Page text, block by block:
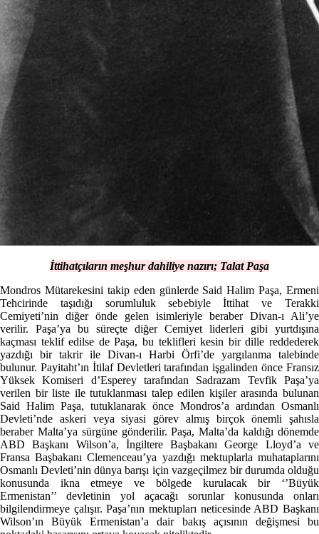
İttihatçıların meşhur dahiliye nazırı; Talat Paşa
Mondros Mütarekesini takip eden günlerde Said Halim Paşa, Ermeni
Tehcirinde taşıdığı sorumluluk sebebiyle İttihat ve Terakki
Cemiyeti’nin diğer önde gelen isimleriyle beraber Divan-ı Ali’ye
verilir. Paşa’ya bu süreçte diğer Cemiyet liderleri gibi yurtdışına
kaçması teklif edilse de Paşa, bu teklifleri kesin bir dille reddederek
yazdığı bir takrir ile Divan-ı Harbi Örfi’de yargılanma talebinde
bulunur. Payitaht’ın İtilaf Devletleri tarafından işgalinden önce Fransız
Yüksek Komiseri d’Esperey tarafından Sadrazam Tevfik Paşa’ya
verilen bir liste ile tutuklanması talep edilen kişiler arasında bulunan
Said Halim Paşa, tutuklanarak önce Mondros’a ardından Osmanlı
Devleti’nde askeri veya siyasi görev almış birçok önemli şahısla
beraber Malta’ya sürgüne gönderilir. Paşa, Malta’da kaldığı dönemde
ABD Başkanı Wilson’a, İngiltere Başbakanı George Lloyd’a ve
Fransa Başbakanı Clemenceau’ya yazdığı mektuplarla muhataplarını
Osmanlı Devleti’nin dünya barışı için vazgeçilmez bir durumda olduğu
konusunda ikna etmeye ve bölgede kurulacak bir ‘’Büyük
Ermenistan’’ devletinin yol açacağı sorunlar konusunda onları
bilgilendirmeye çalışır. Paşa’nın mektupları neticesinde ABD Başkanı
Wilson’ın Büyük Ermenistan’a dair bakış açısının değişmesi bu